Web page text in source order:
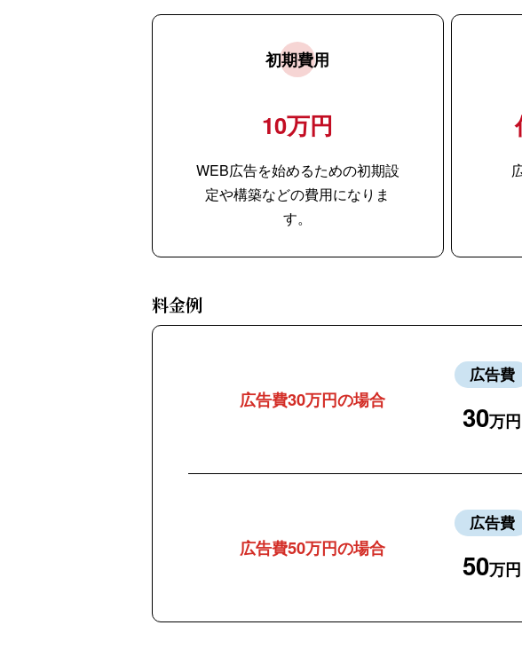
初期費用
10万円
WEB広告を始めるための初期設
定や構築などの費用になりま
す。
料金例
広告費30万円の場合
広告費
30万円
広告費50万円の場合
広告費
50万円